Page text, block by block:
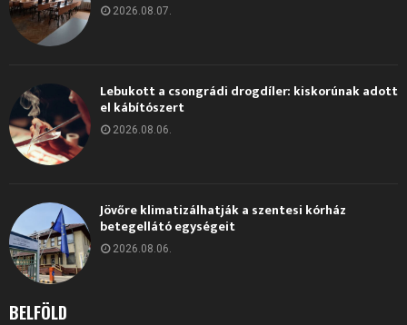
2026.08.07.
Lebukott a csongrádi drogdíler: kiskorúnak adott
el kábítószert
2026.08.06.
Jövőre klimatizálhatják a szentesi kórház
betegellátó egységeit
2026.08.06.
BELFÖLD